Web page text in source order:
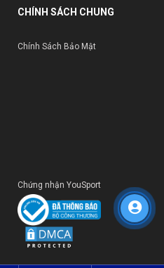
CHÍNH SÁCH CHUNG
Chính Sách Bảo Mật
Chứng nhận YouSport